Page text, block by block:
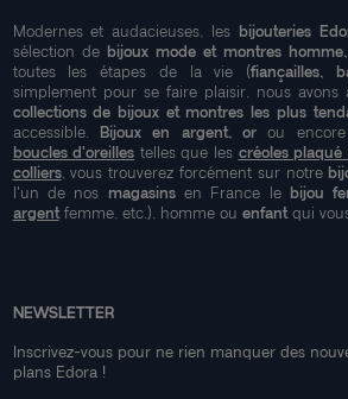
Modernes et audacieuses, les bijouteries
sélection de bijoux mode et montres
toutes les étapes de la vie (fiançailles,
simplement pour se faire plaisir, nous
collections de bijoux et montres les plus
accessible. Bijoux en argent, orou encore
boucles d'oreilles telles que les créoles plaqué
colliers, vous trouverez forcément sur notre
l'un de nos magasinsen France le bijou
argentfemme, etc.), homme ou enfantqui
NEWSLETTER
Inscrivez-vous pour ne rien manquer des
plans Edora !